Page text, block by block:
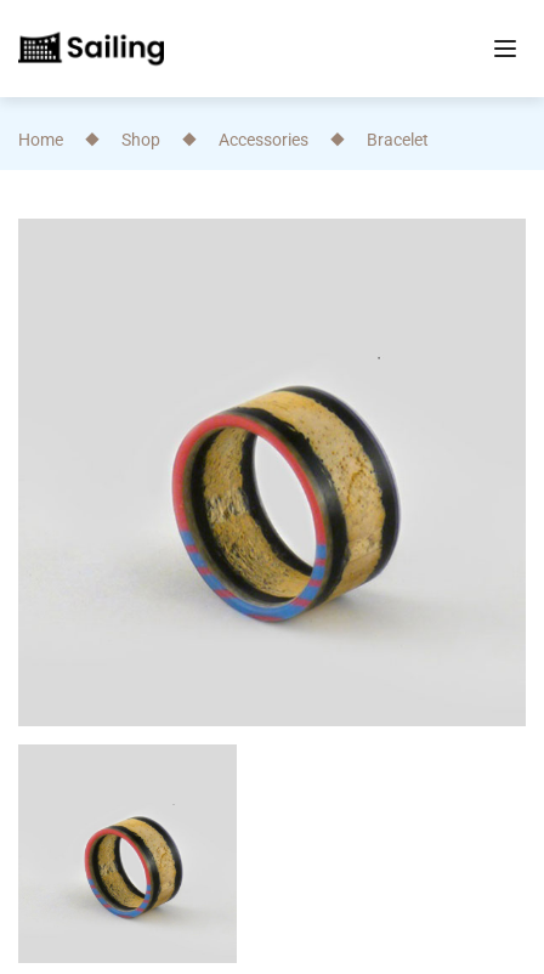
Home Shop Accessories Bracelet